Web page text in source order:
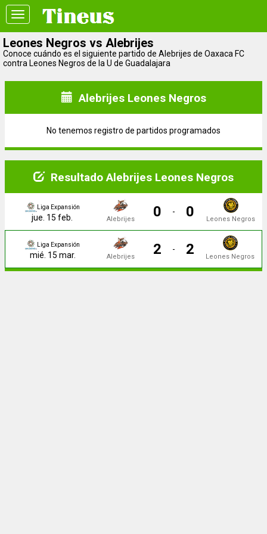
Toggle
navigation
Leones Negros vs Alebrijes
Conoce cuándo es el siguiente partido de Alebrijes de Oaxaca FC
contra Leones Negros de la U de Guadalajara
Alebrijes Leones Negros
No tenemos registro de partidos programados
Resultado Alebrijes Leones Negros
Liga Expansión
jue. 15 feb. Alebrijes 0 - 0 Leones Negros
Liga Expansión
mié. 15 mar. Alebrijes 2 - 2 Leones Negros